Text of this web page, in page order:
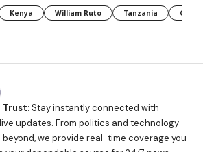
Kenya William Ruto Tanzania CAF
Trust:Stay instantly connected with
updates. From politics and technology
we provide real-time coverage you